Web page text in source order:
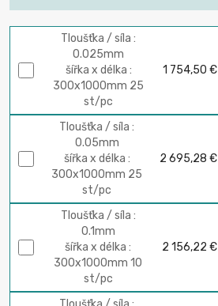
Tloušťka / síla :
0.025mm
šířka x délka :
300х1000mm 25
st/pc
1 754,50 €
Tloušťka / síla :
0.05mm
šířka x délka :
300х1000mm 25
st/pc
2 695,28 €
Tloušťka / síla :
0.1mm
šířka x délka :
300х1000mm 10
st/pc
2 156,22 €